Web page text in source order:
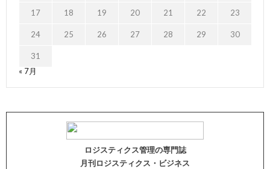
17 18 19 20 21 22 23
24 25 26 27 28 29 30
31
« 7月
ロジスティクス管理の専門誌
月刊ロジスティクス・ビジネス